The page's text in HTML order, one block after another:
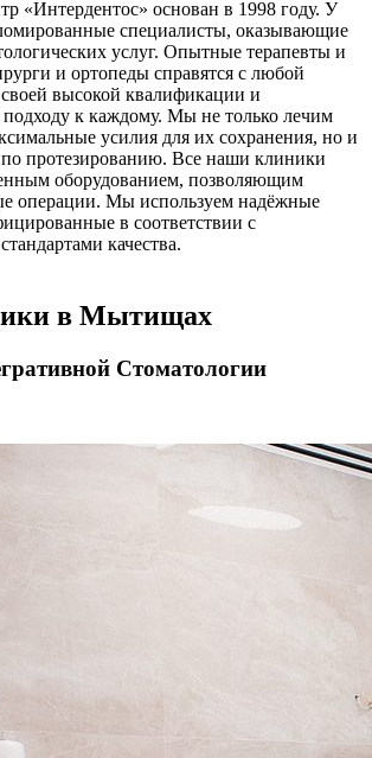
«Интердентос» основан в 1998 году. У
специалисты, оказывающие
услуг. Опытные терапевты и
и ортопеды справятся с любой
своей высокой квалификации и
к каждому. Мы не только лечим
усилия для их сохранения, но и
по протезированию. Все наши клиники
оборудованием, позволяющим
операции. Мы используем надёжные
в соответствии с
качества.
в Мытищах
Стоматологии